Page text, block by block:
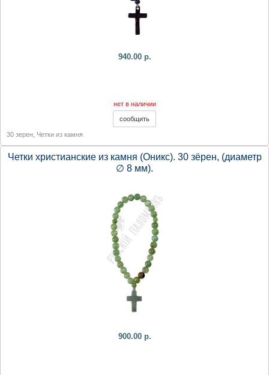
940.00 р.
нет в наличии
30 зерен Четки из камня
Четки христианские из камня (Оникс). 30 зёрен, (диаметр
∅ 8 мм).
900.00 р.